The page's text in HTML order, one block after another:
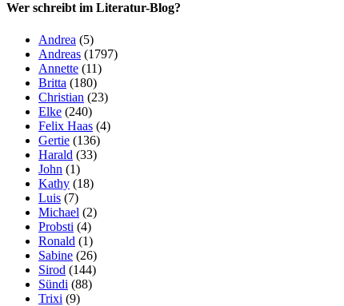
Wer schreibt im Literatur-Blog?
Andrea (5)
Andreas (1797)
Annette (11)
Britta (180)
Christian (23)
Elke (240)
Felix Haas (4)
Gertie (136)
Harald (33)
John (1)
Kathy (18)
Luis (7)
Michael (2)
Probsti (4)
Ronald (1)
Sabine (26)
Sirod (144)
Sündi (88)
Trixi (9)